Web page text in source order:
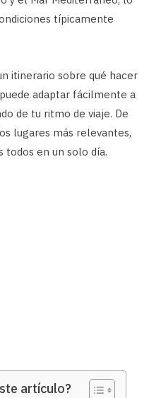
típicamente
itinerario sobre qué hacer
adaptar fácilmente a
de tu ritmo de viaje. De
lugares más relevantes,
todos en un solo día.
artículo?